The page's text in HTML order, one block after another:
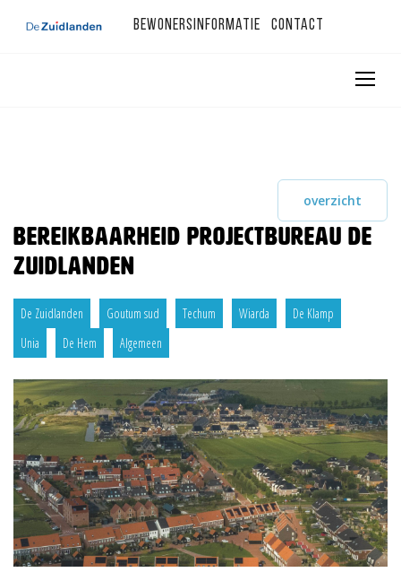
Bewonersinformatie Contact
overzicht
Bereikbaarheid Projectbureau De
Zuidlanden
De Zuidlanden Goutum sud Techum Wiarda
De Klamp
Unia
De Hem Algemeen